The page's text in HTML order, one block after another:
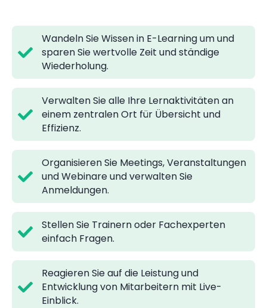
Wandeln Sie Wissen in E-Learning um und
sparen Sie wertvolle Zeit und ständige
Wiederholung.
Verwalten Sie alle Ihre Lernaktivitäten an
einem zentralen Ort für Übersicht und
Effizienz.
Organisieren Sie Meetings, Veranstaltungen
und Webinare und verwalten Sie
Anmeldungen.
Stellen Sie Trainern oder Fachexperten
einfach Fragen.
Reagieren Sie auf die Leistung und
Entwicklung von Mitarbeitern mit Live-
Einblick.